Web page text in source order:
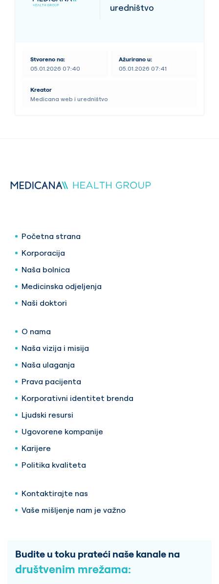
uredništvo
Stvoreno na:
05.01.2026 07:40
Ažurirano u:
05.01.2026 07:41
Kreator
Medicana web i uredništvo
Početna strana
Korporacija
Naša bolnica
Medicinska odjeljenja
Naši doktori
O nama
Naša vizija i misija
Naša ulaganja
Prava pacijenta
Korporativni identitet brenda
Ljudski resursi
Ugovorene kompanije
Karijere
Politika kvaliteta
Kontaktirajte nas
Vaše mišljenje nam je važno
Budite u toku prateći naše kanale na
društvenim mrežama: